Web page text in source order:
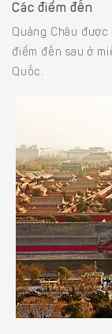
Các điểm đến
Quảng Châu
điểm đến sau ở
Quốc: